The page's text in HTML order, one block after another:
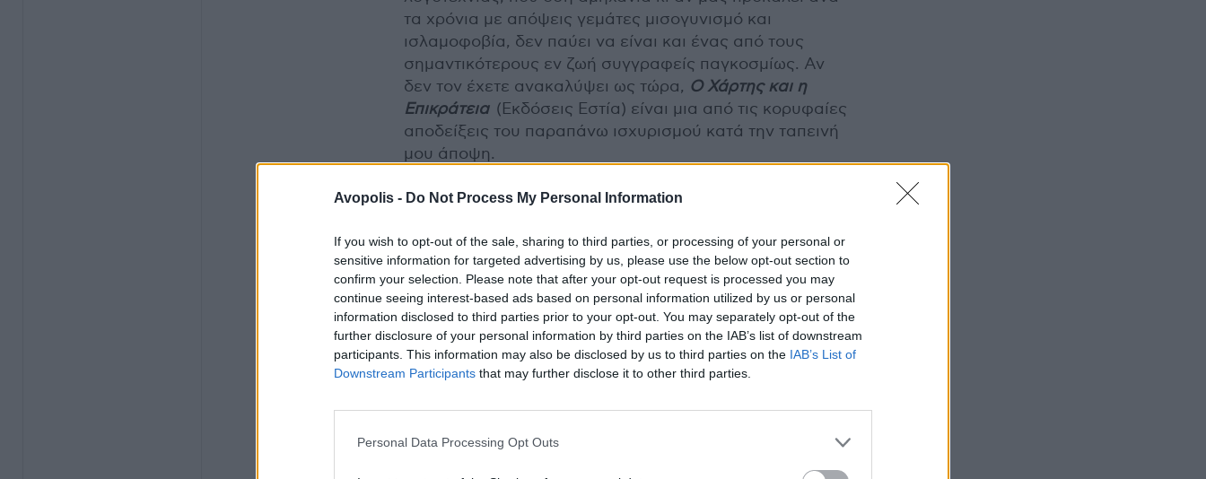
Avopolis - Do Not Process My Personal Information
If you wish to opt-out of the sale, sharing to third parties, or processing of your personal or
sensitive information for targeted advertising by us, please use the below opt-out section to
confirm your selection. Please note that after your opt-out request is processed you may
continue seeing interest-based ads based on personal information utilized by us or personal
information disclosed to third parties prior to your opt-out. You may separately opt-out of the
further disclosure of your personal information by third parties on the IAB’s list of downstream
participants. This information may also be disclosed by us to third parties on the IAB’s List of
Downstream Participants that may further disclose it to other third parties.
Personal Data Processing Opt Outs
τα χρόνια με απόψεις γεμάτες μισογυνισμό και
ισλαμοφοβία, δεν παύει να είναι και ένας από τους
σημαντικότερους εν ζωή συγγραφείς παγκοσμίως. Αν
δεν τον έχετε ανακαλύψει ως τώρα, Ο Χάρτης και η
Επικράτεια(Εκδόσεις Εστία) είναι μια από τις κορυφαίες
αποδείξεις του παραπάνω ισχυρισμού κατά την ταπεινή
μου άποψη.